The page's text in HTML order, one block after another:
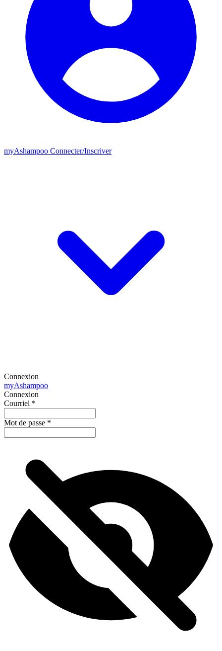
myAshampoo Connecter/Inscriver
Connexion
myAshampoo
Connexion
Courriel *
Mot de passe *